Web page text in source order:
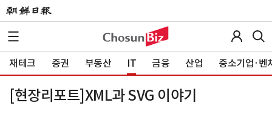
재테크 증권 부동산 IT 금융 산업 중소기업·벤
[현장리포트]XML과 SVG 이야기